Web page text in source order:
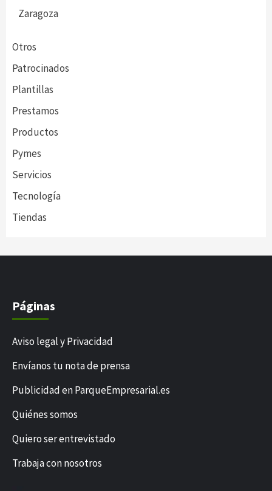
Zaragoza
Otros
Patrocinados
Plantillas
Prestamos
Productos
Pymes
Servicios
Tecnología
Tiendas
Páginas
Aviso legal y Privacidad
Envíanos tu nota de prensa
Publicidad en ParqueEmpresarial.es
Quiénes somos
Quiero ser entrevistado
Trabaja con nosotros